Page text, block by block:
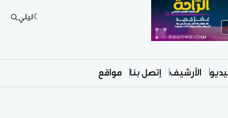
ليلي
الأرشيف إتصل بنا مواقع